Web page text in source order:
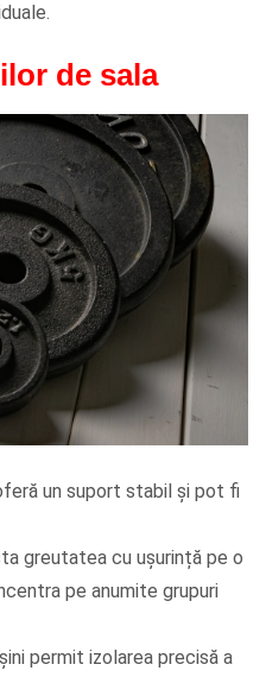
de sala
un suport stabil și pot fi
greutatea cu ușurință pe o
pe anumite grupuri
permit izolarea precisă a